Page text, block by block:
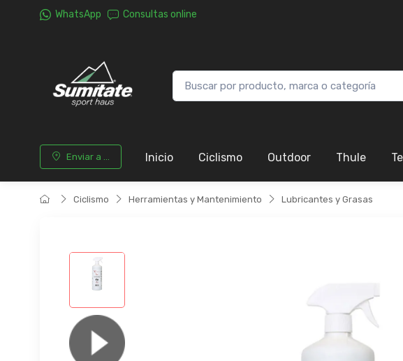
WhatsApp Consultas online
Enviar a ... Inicio Ciclismo Outdoor Thule
Ciclismo Herramientas y Mantenimiento Lubricantes y Grasas